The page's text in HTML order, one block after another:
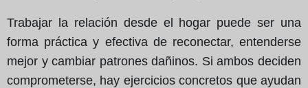
Trabajar la relación desde el hogar puede ser una
forma práctica y efectiva de reconectar, entenderse
mejor y cambiar patrones dañinos. Si ambos deciden
comprometerse, hay ejercicios concretos que ayudan